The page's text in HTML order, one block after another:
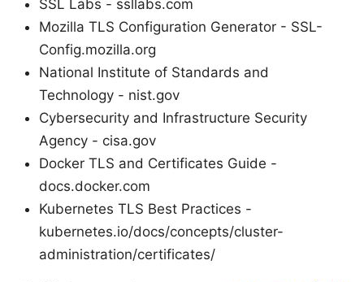
SSL Labs - ssllabs.com
Mozilla TLS Configuration Generator - SSL-
Config.mozilla.org
National Institute of Standards and
Technology - nist.gov
Cybersecurity and Infrastructure Security
Agency - cisa.gov
Docker TLS and Certificates Guide -
docs.docker.com
Kubernetes TLS Best Practices -
kubernetes.io/docs/concepts/cluster-
administration/certificates/